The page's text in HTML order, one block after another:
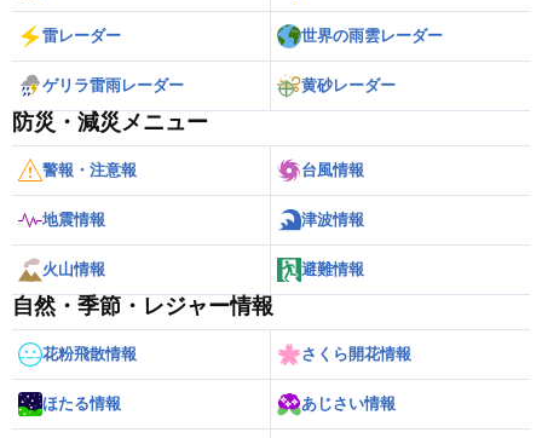
雷レーダー 世界の雨雲レーダー
ゲリラ雷雨レーダー 黄砂レーダー
防災・減災メニュー
警報・注意報 台風情報
地震情報 津波情報
火山情報 避難情報
自然・季節・レジャー情報
花粉飛散情報 さくら開花情報
ほたる情報 あじさい情報